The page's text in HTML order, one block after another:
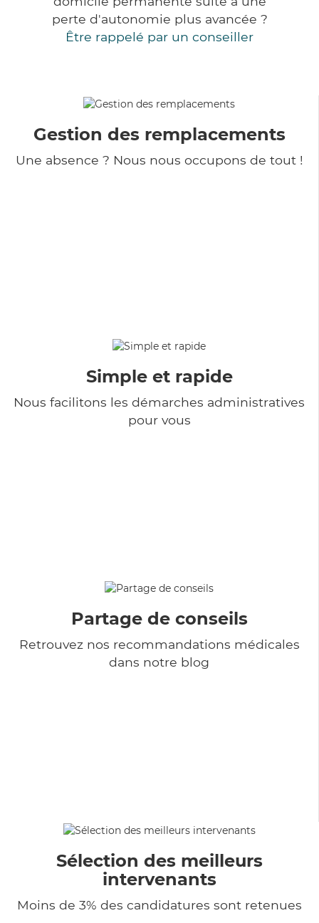
perte d'autonomie plus avancée ?
Être rappelé par un conseiller
Gestion des remplacements
Une absence ? Nous nous occupons de tout !
Simple et rapide
Nous facilitons les démarches administratives
pour vous
Partage de conseils
Retrouvez nos recommandations médicales
dans notre blog
Sélection des meilleurs
intervenants
Moins de 3% des candidatures sont retenues